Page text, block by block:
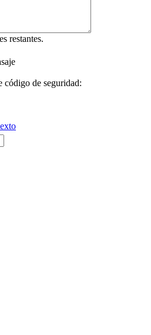
restantes.
código de seguridad: